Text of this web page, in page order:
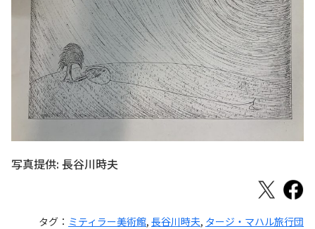
写真提供: 長谷川時夫
タグ： ミティラー美術館, 長谷川時夫, タージ・マハル旅行団